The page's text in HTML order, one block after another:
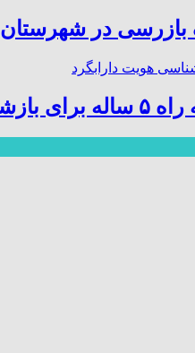
در شهرستان